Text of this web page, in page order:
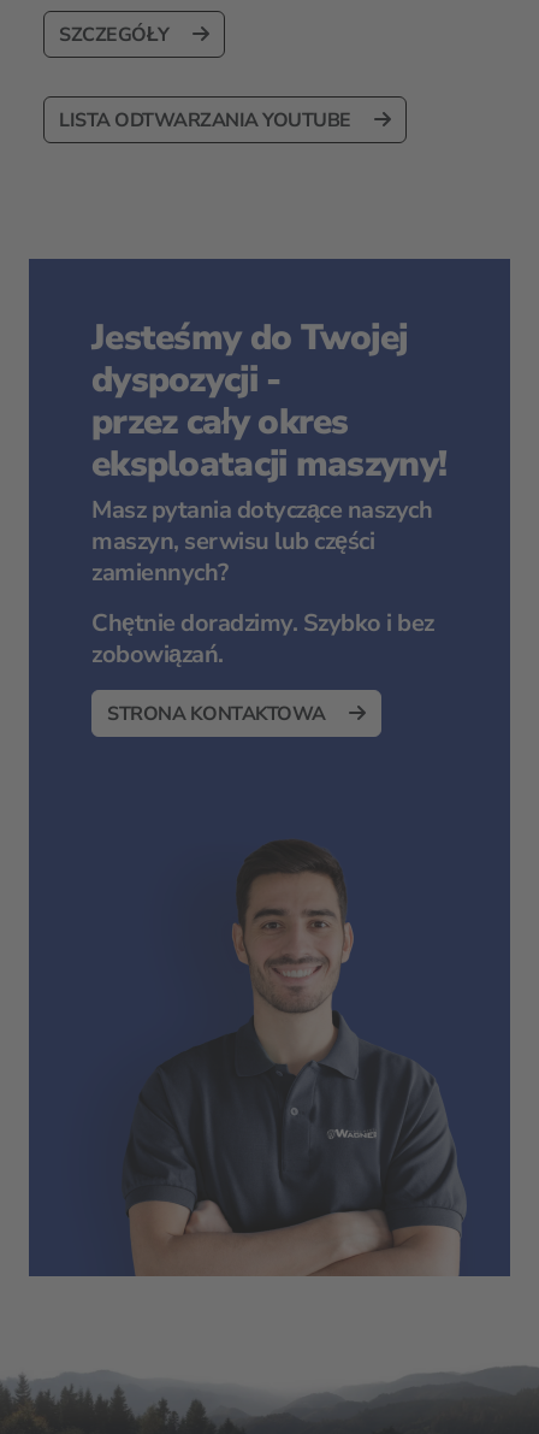
SZCZEGÓŁY
LISTA ODTWARZANIA YOUTUBE
Jesteśmy do Twojej
dyspozycji -
przez cały okres
eksploatacji maszyny!
Masz pytania dotyczące naszych
maszyn, serwisu lub części
zamiennych?
Chętnie doradzimy. Szybko i bez
zobowiązań.
STRONA KONTAKTOWA